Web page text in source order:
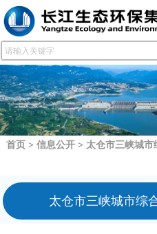
首页 > 信息公开 > 太仓市三峡城市
太仓市三峡城市综